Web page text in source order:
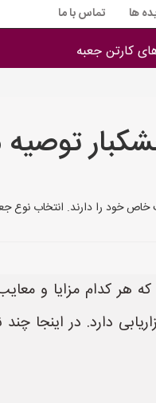
ها تماس با ما
کارتن جعبه
خاص خود را دارند. انتخاب
هر کدام مزایا و
دارد. در اینجا